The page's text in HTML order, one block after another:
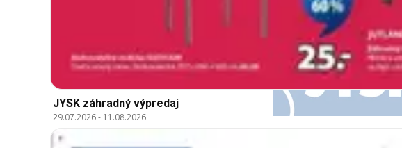
JYSK záhradný výpredaj
29.07.2026- 11.08.2026